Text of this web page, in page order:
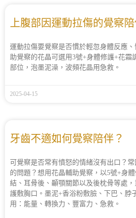
上腹部因運動拉傷的覺察
運動拉傷要覺察是否慣於輕忽身體反應
助覺察的花晶可選用3號+身體修護+花霜
部位，泡墨泥澡，波頻花晶用急救。
2025-04-15
牙齒不適如何覺察陪伴？
可覺察是否常有憤怒的情緒沒有出口？
的問題？想用花晶輔助覺察，以5號+身
結、耳骨後、顳顎關節以及後枕骨等處
護敷胸口。墨泥+香浴粉敷臉、下巴、脖
用：能量、轉換力、豐富力、急救。